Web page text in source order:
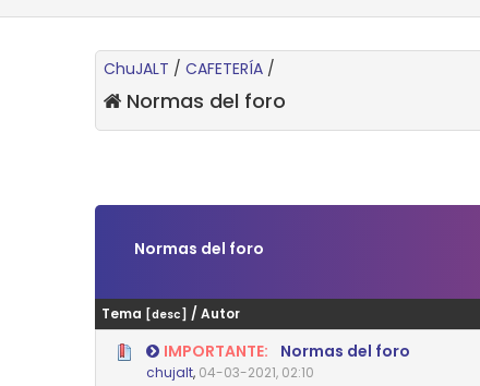
ChuJALT / CAFETERÍA /
Normas del foro
Normas del foro
Tema [desc] / Autor
IMPORTANTE: Normas del foro
chujalt, 04-03-2021, 02:100 voto(s) - Media 0 de 5
1 2345